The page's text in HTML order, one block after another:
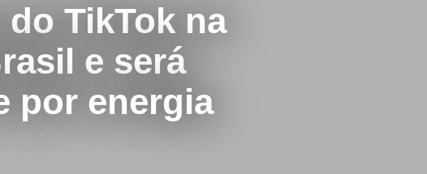
TikTok na
e será
por energia